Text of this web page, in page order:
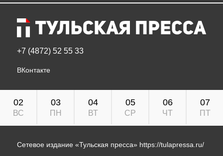
+7 (4872) 52 55 33
ВКонтакте
02
ВС
03
ПН
04
ВТ
05
СР
06
ЧТ
07
ПТ
Сетевое издание «Тульская пресса» https://tulapressa.ru/